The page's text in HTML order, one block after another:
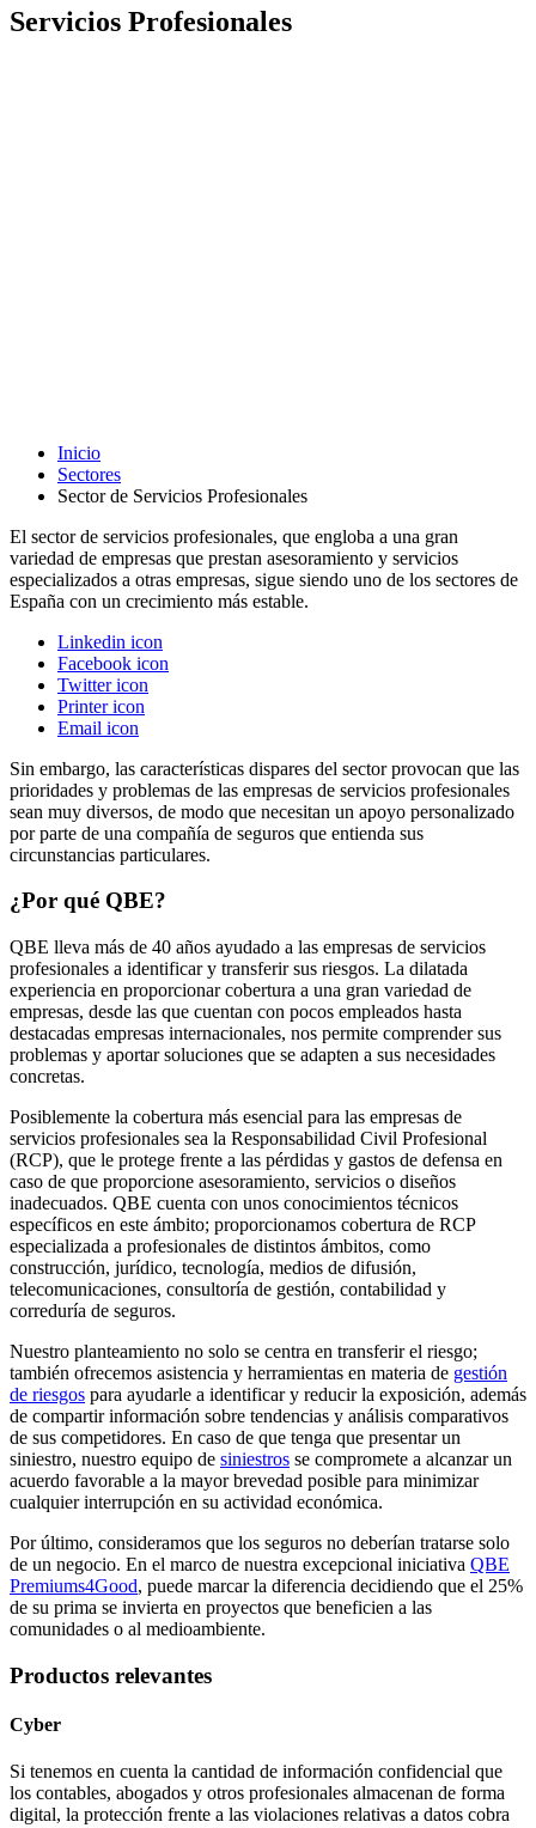
Servicios Profesionales
Inicio
Sectores
Sector de Servicios Profesionales
El sector de servicios profesionales, que engloba a una gran
variedad de empresas que prestan asesoramiento y servicios
especializados a otras empresas, sigue siendo uno de los sectores de
España con un crecimiento más estable.
Linkedin icon
Facebook icon
Twitter icon
Printer icon
Email icon
Sin embargo, las características dispares del sector provocan que las
prioridades y problemas de las empresas de servicios profesionales
sean muy diversos, de modo que necesitan un apoyo personalizado
por parte de una compañía de seguros que entienda sus
circunstancias particulares.
¿Por qué QBE?
QBE lleva más de 40 años ayudado a las empresas de servicios
profesionales a identificar y transferir sus riesgos. La dilatada
experiencia en proporcionar cobertura a una gran variedad de
empresas, desde las que cuentan con pocos empleados hasta
destacadas empresas internacionales, nos permite comprender sus
problemas y aportar soluciones que se adapten a sus necesidades
concretas.
Posiblemente la cobertura más esencial para las empresas de
servicios profesionales sea la Responsabilidad Civil Profesional
(RCP), que le protege frente a las pérdidas y gastos de defensa en
caso de que proporcione asesoramiento, servicios o diseños
inadecuados. QBE cuenta con unos conocimientos técnicos
específicos en este ámbito; proporcionamos cobertura de RCP
especializada a profesionales de distintos ámbitos, como
construcción, jurídico, tecnología, medios de difusión,
telecomunicaciones, consultoría de gestión, contabilidad y
correduría de seguros.
Nuestro planteamiento no solo se centra en transferir el riesgo;
también ofrecemos asistencia y herramientas en materia de gestión
de riesgos para ayudarle a identificar y reducir la exposición, además
de compartir información sobre tendencias y análisis comparativos
de sus competidores. En caso de que tenga que presentar un
siniestro, nuestro equipo de siniestros se compromete a alcanzar un
acuerdo favorable a la mayor brevedad posible para minimizar
cualquier interrupción en su actividad económica.
Por último, consideramos que los seguros no deberían tratarse solo
de un negocio. En el marco de nuestra excepcional iniciativa QBE
Premiums4Good, puede marcar la diferencia decidiendo que el 25%
de su prima se invierta en proyectos que beneficien a las
comunidades o al medioambiente.
Productos relevantes
Cyber
Si tenemos en cuenta la cantidad de información confidencial que
los contables, abogados y otros profesionales almacenan de forma
digital, la protección frente a las violaciones relativas a datos cobra